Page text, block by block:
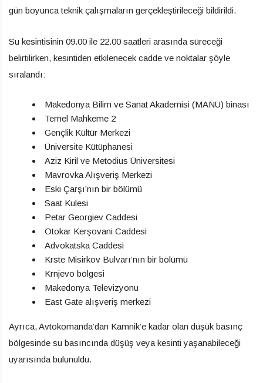
gün boyunca teknik çalışmaların gerçekleştirileceği bildirildi.
Su kesintisinin 09.00 ile 22.00 saatleri arasında süreceği
belirtilirken, kesintiden etkilenecek cadde ve noktalar şöyle
sıralandı:
Makedonya Bilim ve Sanat Akademisi (MANU) binası
Temel Mahkeme 2
Gençlik Kültür Merkezi
Üniversite Kütüphanesi
Aziz Kiril ve Metodius Üniversitesi
Mavrovka Alışveriş Merkezi
Eski Çarşı’nın bir bölümü
Saat Kulesi
Petar Georgiev Caddesi
Otokar Kerşovani Caddesi
Advokatska Caddesi
Krste Misirkov Bulvarı’nın bir bölümü
Krnjevo bölgesi
Makedonya Televizyonu
East Gate alışveriş merkezi
Ayrıca, Avtokomanda’dan Kamnik’e kadar olan düşük basınç
bölgesinde su basıncında düşüş veya kesinti yaşanabileceği
uyarısında bulunuldu.